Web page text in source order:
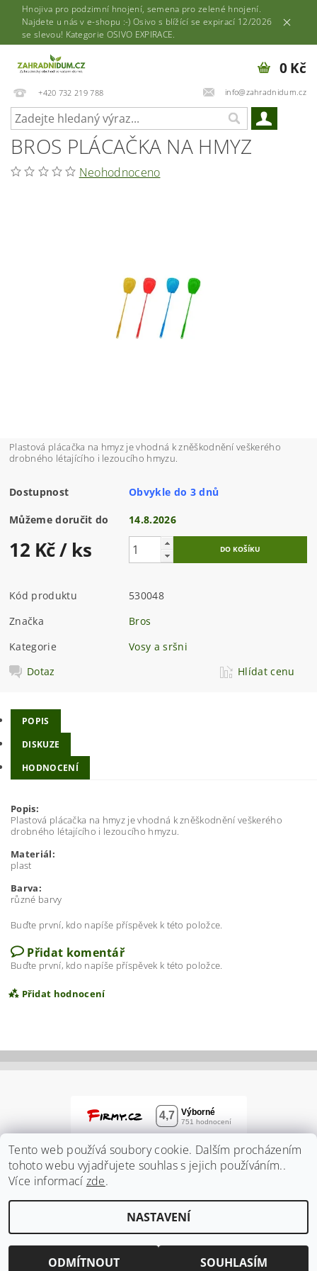
Hnojiva pro podzimní hnojení, semena pro zelené hnojení.
Najdete u nás v e-shopu :-) Osivo s blížící se expirací 12/2026
se slevou! Kategorie OSIVO EXPIRACE.
+420 732 219 788 info@zahradnidum.cz
0 Kč
BROS PLÁCAČKA NA HMYZ
Neohodnoceno
Plastová plácačka na hmyz je vhodná k zněškodnění veškerého
drobného létajícího i lezoucího hmyzu.
Dostupnost Obvykle do 3 dnů
Můžeme doručit do 14.8.2026
12 Kč/ ks
Kód produktu
530048
Značka
Bros
Kategorie
Vosy a sršni
Dotaz
Hlídat cenu
POPIS
DISKUZE
HODNOCENÍ
Popis:
Plastová plácačka na hmyz je vhodná k zněškodnění veškerého
drobného létajícího i lezoucího hmyzu.
Materiál:
plast
Barva:
různé barvy
Buďte první, kdo napíše příspěvek k této položce.
Přidat komentář
Buďte první, kdo napíše příspěvek k této položce.
Přidat hodnocení
Vložením hodnocení souhlasíte spodmínkami
ochrany osobních údajů
2026 ©Zahradnidum.cz, všechna práva vyhrazena
Tento web používá soubory cookie. Dalším procházením
tohoto webu vyjadřujete souhlas s jejich používáním..
Více informací zde.
NASTAVENÍ
ODMÍTNOUT SOUHLASÍM